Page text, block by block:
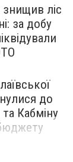
ліс
за добу
до
Кабміну